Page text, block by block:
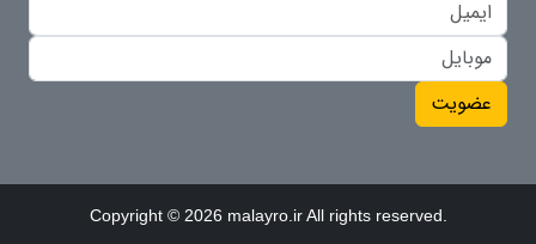
عضویت
Copyright © 2026 malayro.ir All rights reserved.